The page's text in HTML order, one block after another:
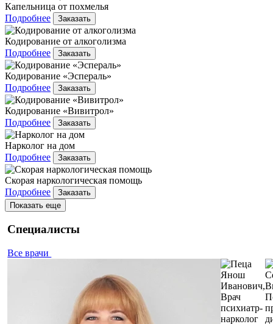
Капельница от похмелья
Подробнее
Заказать
Кодирование от алкоголизма
Подробнее
Заказать
Кодирование «Эспераль»
Подробнее
Заказать
Кодирование «Вивитрол»
Подробнее
Заказать
Нарколог на дом
Подробнее
Заказать
Скорая наркологическая помощь
Подробнее
Заказать
Показать еще
Специалисты
Все врачи